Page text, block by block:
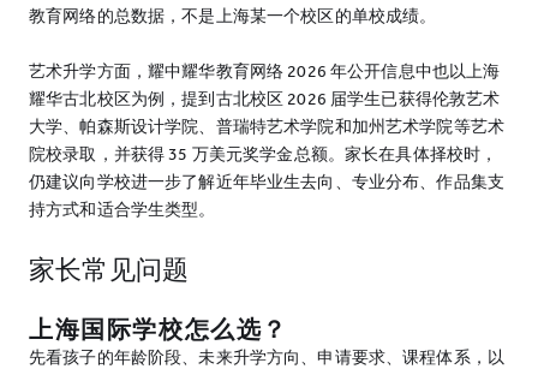
教育网络的总数据，不是上海某一个校区的单校成绩。
艺术升学方面，耀中耀华教育网络 2026 年公开信息中也以上海
耀华古北校区为例，提到古北校区 2026 届学生已获得伦敦艺术
大学、帕森斯设计学院、普瑞特艺术学院和加州艺术学院等艺术
院校录取，并获得 35 万美元奖学金总额。家长在具体择校时，
仍建议向学校进一步了解近年毕业生去向、专业分布、作品集支
持方式和适合学生类型。
家长常见问题
上海国际学校怎么选？
先看孩子的年龄阶段、未来升学方向、申请要求、课程体系，以